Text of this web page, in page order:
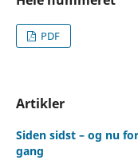
PDF
Artikler
Siden sidst – og nu
gang